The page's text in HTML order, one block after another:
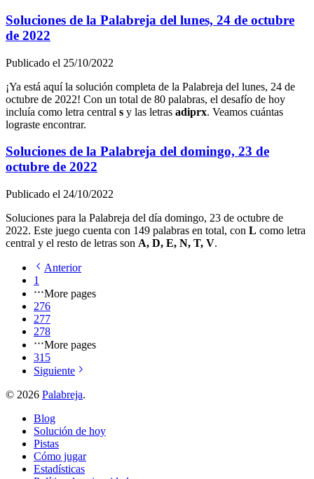
Soluciones de la Palabreja del lunes, 24 de octubre
de 2022
Publicado el 25/10/2022
¡Ya está aquí la solución completa de la Palabreja del lunes, 24 de
octubre de 2022! Con un total de 80 palabras, el desafío de hoy
incluía como letra central s y las letras adiprx. Veamos cuántas
lograste encontrar.
Soluciones de la Palabreja del domingo, 23 de
octubre de 2022
Publicado el 24/10/2022
Soluciones para la Palabreja del día domingo, 23 de octubre de
2022. Este juego cuenta con 149 palabras en total, con L como letra
central y el resto de letras son A, D, E, N, T, V.
Anterior
1
More pages
276
277
278
More pages
315
Siguiente
© 2026 Palabreja.
Blog
Solución de hoy
Pistas
Cómo jugar
Estadísticas